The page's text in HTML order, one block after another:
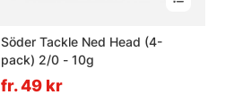
Söder Tackle Ned Head (4-
pack) 2/0 - 10g
fr. 49 kr